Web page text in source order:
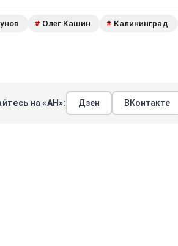
# Олег Кашин # Калининград
на «АН»: Дзен ВКонтакте